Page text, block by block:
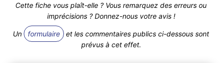
Cette fiche vous plaît-elle ? Vous remarquez des erreurs ou
imprécisions ? Donnez-nous votre avis !
Un formulaire
et les commentaires publics ci-dessous sont
prévus à cet effet.